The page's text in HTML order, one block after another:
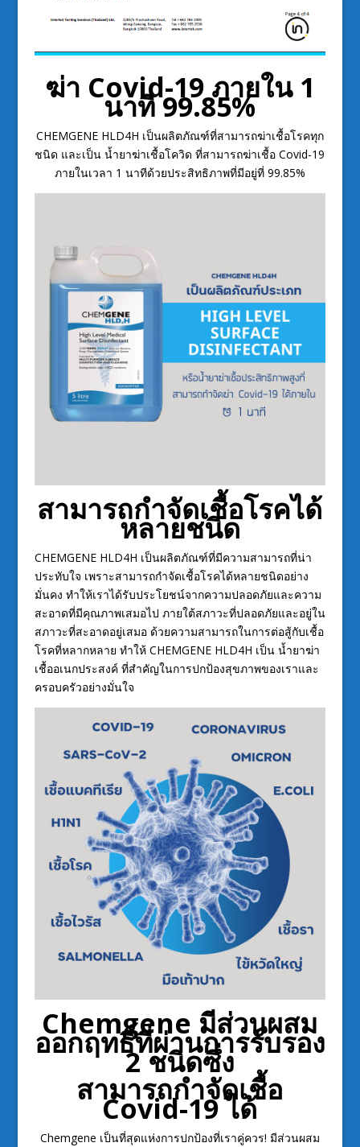
ฆ่า Covid-19 ภายใน 1
นาที 99.85%
CHEMGENE HLD4H เป็นผลิตภัณฑ์ที่สามารถฆ่าเชื้อโรคทุก
ชนิด และเป็น น้ำยาฆ่าเชื้อโควิด ที่สามารถฆ่าเชื้อ Covid-19
ภายในเวลา 1 นาทีด้วยประสิทธิภาพที่มีอยู่ที่ 99.85%
สามารถกำจัดเชื้อโรคได้
หลายชนิด
CHEMGENE HLD4H เป็นผลิตภัณฑ์ที่มีความสามารถที่น่า
ประทับใจ เพราะสามารถกำจัดเชื้อโรคได้หลายชนิดอย่าง
มั่นคง ทำให้เราได้รับประโยชน์จากความปลอดภัยและความ
สะอาดที่มีคุณภาพเสมอไป ภายใต้สภาวะที่ปลอดภัยและอยู่ใน
สภาวะที่สะอาดอยู่เสมอ ด้วยความสามารถในการต่อสู้กับเชื้อ
โรคที่หลากหลาย ทำให้ CHEMGENE HLD4H เป็น น้ำยาฆ่า
เชื้ออเนกประสงค์ ที่สำคัญในการปกป้องสุขภาพของเราและ
ครอบครัวอย่างมั่นใจ
Chemgene มีส่วนผสม
ออกฤทธิ์ที่ผ่านการรับรอง
2 ชนิดซึ่ง
สามารถกำจัดเชื้อ
Covid-19 ได้
Chemgene เป็นที่สุดแห่งการปกป้องที่เราคู่ควร! มีส่วนผสม